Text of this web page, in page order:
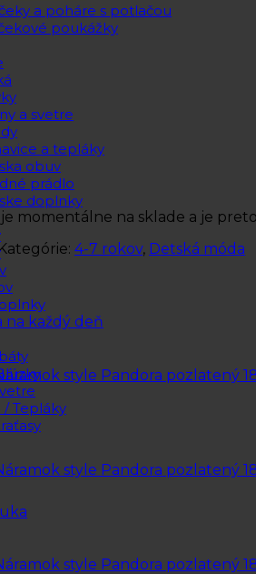
a poháre s potlačou
poukážky
a svetre
a tepláky
obuv
prádlo
doplnky
na každý deň
/ Tepláky
momentálne na sklade a je
4-7 rokov, Detská móda
style Pandora pozlatený
style Pandora pozlatený
style Pandora pozlatený